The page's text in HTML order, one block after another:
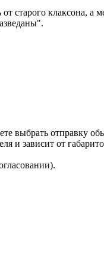
старого клаксона, а
выбрать отправку
и зависит от